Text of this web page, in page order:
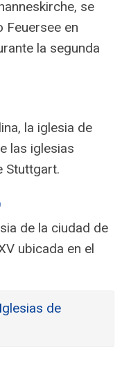
se
Feuersee en
la segunda
la iglesia de
las iglesias
Stuttgart.
de la ciudad de
ubicada en el
Iglesias de